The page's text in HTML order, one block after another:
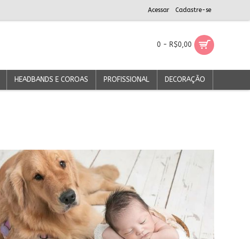
Acessar Cadastre-se
0 - R$0,00
HEADBANDS E COROAS PROFISSIONAL DECORAÇÃO